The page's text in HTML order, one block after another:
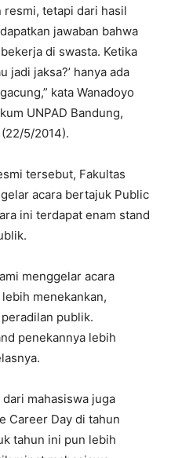
resmi, tetapi dari hasil
jawaban bahwa
di swasta. Ketika
jadi jaksa?’ hanya ada
kata Wanadoyo
UNPAD Bandung,
5/2014).
tersebut, Fakultas
acara bertajuk Public
ini terdapat enam stand
menggelar acara
menekankan,
publik.
penekannya lebih
mahasiswa juga
Career Day di tahun
tahun ini pun lebih